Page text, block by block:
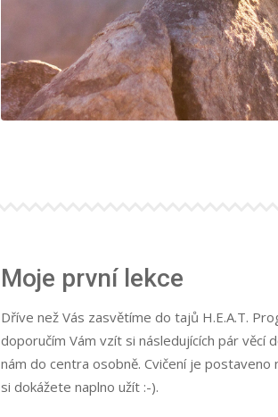
Moje první lekce
Dříve než Vás zasvětíme do tajů H.E.A.T.
doporučím Vám vzít si následujících pár věcí
nám do centra osobně. Cvičení je postaveno
si dokážete naplno užít :-).